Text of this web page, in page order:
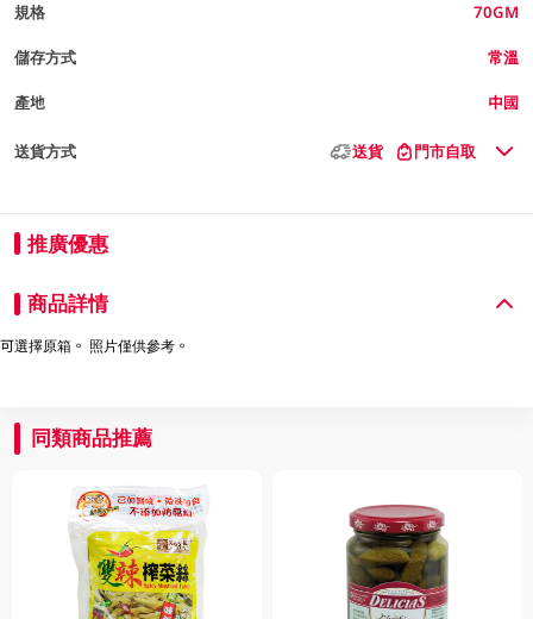
規格 70GM
儲存方式 常溫
產地 中國
送貨方式 送貨 門市自取
推廣優惠
商品詳情
可選擇原箱。 照片僅供參考。
同類商品推薦